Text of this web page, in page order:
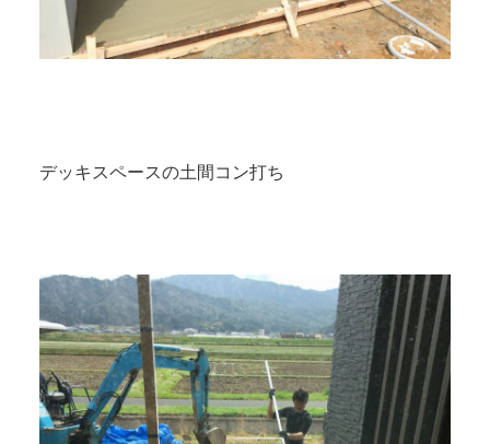
デッキスペースの土間コン打ち